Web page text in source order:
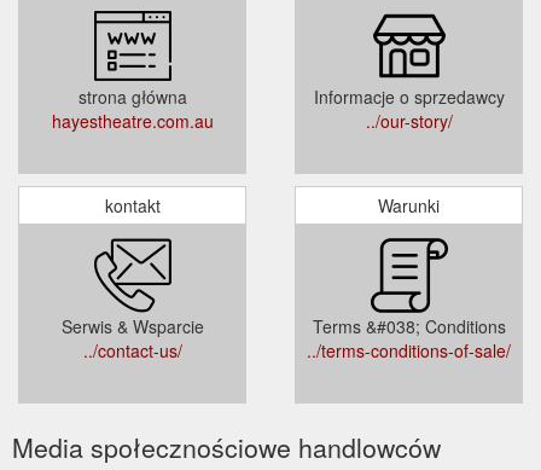
strona główna
hayestheatre.com.au
Informacje o sprzedawcy
../our-story/
kontakt
Serwis & Wsparcie
../contact-us/
Warunki
Terms &#038; Conditions
../terms-conditions-of-sale/
Media społecznościowe handlowców